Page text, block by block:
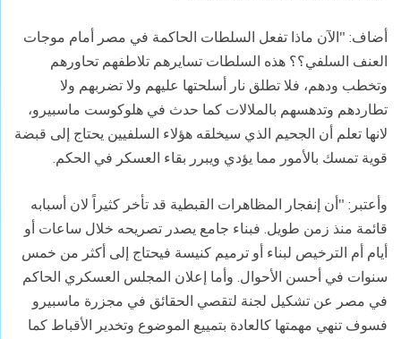
أضاف: "الآن ماذا تفعل السلطات الحاكمة في مصر أمام موجات
العنف السلفي؟؟ هذه السلطات تسايرهم تلاطفهم تحاورهم
وتخطب ودهم، فلا تطلق نار أسلحتها عليهم ولا تضربهم ولا
تطاردهم وتدهسهم بالملالات كما حدث في هلوكوست ماسبيرو،
لانها تعلم أن الجحيم الذي سيخلقه هؤلاء السلفيين يحتاج إلى قبضة
قوية تمسك بالأمور مما يؤدي ويبرر بقاء العسكر في الحكم.
وأعتبر: "أن إنفجار المظاهرات القبطية قد تأخر كثيراً لان أسبابه
قائمة منذ زمن طويل. فبناء جامع يصدر تصريحه خلال ساعات أو
أيام أم الترخيص لبناء أو ترميم كنيسة فيحتاج إلى أكثر من خمس
سنوات في أحسن الأحوال. وأما إعلان المجلس العسكري الحاكم
في مصر عن تشكيل لجنة لتقصي الحقائق في مجزرة ماسبيرو
فسوف تنهي مهمتها كالعادة بتمييع الموضوع وتخدير الأقباط كما